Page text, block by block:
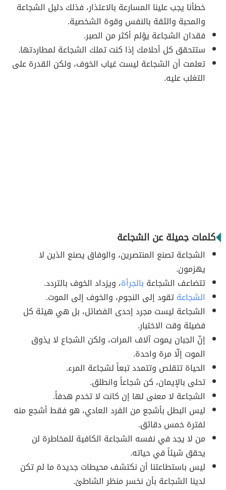
خطأنا يجب علينا المسارعة بالاعتذار، فذلك دليل الشجاعة
والمحبة والثقة بالنفس وقوة الشخصية.
فقدان الشجاعة يؤلم أكثر من الصبر.
ستتحقق كل أحلامك إذا كنت تملك الشجاعة لمطاردتها.
تعلمت أن الشجاعة ليست غياب الخوف، ولكن القدرة على
التغلب عليه.
كلمات جميلة عن الشجاعة
الشجاعة تصنع المنتصرين، والوفاق يصنع الذين لا
يهزمون.
تتضاعف الشجاعة بالجرأة، ويزداد الخوف بالتردد.
الشجاعةتقود إلى النجوم، والخوف إلى الموت.
الشجاعة ليست مجرد إحدى الفضائل، بل هي هيئة كل
فضيلة وقت الاختبار.
إنّ الجبان يموت آلاف المرات، ولكن الشجاع لا يذوق
الموت إلّا مرة واحدة.
الحياة تتقلص وتتمدد تبعاً لشجاعة المرء.
تحلى بالإيمان، كن شجاعاً وانطلق.
الشجاعة لا معنى لها إن كانت لا تخدم هدفاً.
ليس البطل بأشجع من الفرد العادي، هو فقط أشجع منه
لفترة خمس دقائق.
من لا يجد في نفسه الشجاعة الكافية للمخاطرة لن
يحقق شيئاً في حياته.
ليس باستطاعتنا أن نكتشف محيطات جديدة ما لم تكن
لدينا الشجاعة بأن نخسر منظر الشاطئ.